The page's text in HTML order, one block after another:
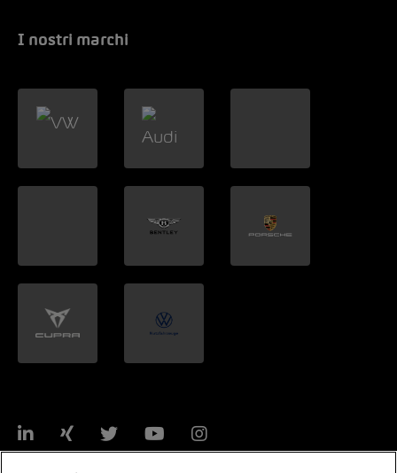
I nostri marchi
LinkedIn
Xing Twitter YouTubeInstagram